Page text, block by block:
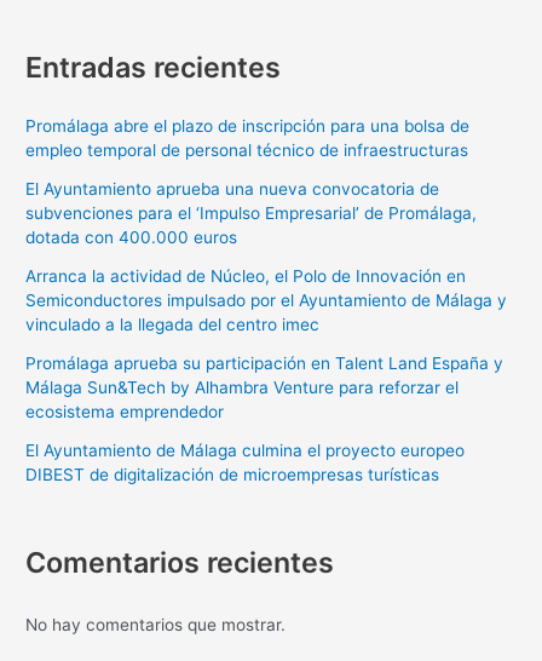
Entradas recientes
Promálaga abre el plazo de inscripción para una bolsa de
empleo temporal de personal técnico de infraestructuras
El Ayuntamiento aprueba una nueva convocatoria de
subvenciones para el ‘Impulso Empresarial’ de Promálaga,
dotada con 400.000 euros
Arranca la actividad de Núcleo, el Polo de Innovación en
Semiconductores impulsado por el Ayuntamiento de Málaga y
vinculado a la llegada del centro imec
Promálaga aprueba su participación en Talent Land España y
Málaga Sun&Tech by Alhambra Venture para reforzar el
ecosistema emprendedor
El Ayuntamiento de Málaga culmina el proyecto europeo
DIBEST de digitalización de microempresas turísticas
Comentarios recientes
No hay comentarios que mostrar.